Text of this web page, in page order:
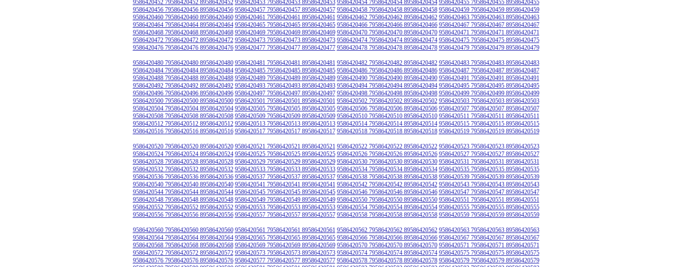
9586420452 79586420452 89586420452 9586420453 79586420453 89586420453 9586420454 79586420454 89586420454 9586420455 79586420455 89586420455
9586420456 79586420456 89586420456 9586420457 79586420457 89586420457 9586420458 79586420458 89586420458 9586420459 79586420459 89586420459
9586420460 79586420460 89586420460 9586420461 79586420461 89586420461 9586420462 79586420462 89586420462 9586420463 79586420463 89586420463
9586420464 79586420464 89586420464 9586420465 79586420465 89586420465 9586420466 79586420466 89586420466 9586420467 79586420467 89586420467
9586420468 79586420468 89586420468 9586420469 79586420469 89586420469 9586420470 79586420470 89586420470 9586420471 79586420471 89586420471
9586420472 79586420472 89586420472 9586420473 79586420473 89586420473 9586420474 79586420474 89586420474 9586420475 79586420475 89586420475
9586420476 79586420476 89586420476 9586420477 79586420477 89586420477 9586420478 79586420478 89586420478 9586420479 79586420479 89586420479
9586420480 79586420480 89586420480 9586420481 79586420481 89586420481 9586420482 79586420482 89586420482 9586420483 79586420483 89586420483
9586420484 79586420484 89586420484 9586420485 79586420485 89586420485 9586420486 79586420486 89586420486 9586420487 79586420487 89586420487
9586420488 79586420488 89586420488 9586420489 79586420489 89586420489 9586420490 79586420490 89586420490 9586420491 79586420491 89586420491
9586420492 79586420492 89586420492 9586420493 79586420493 89586420493 9586420494 79586420494 89586420494 9586420495 79586420495 89586420495
9586420496 79586420496 89586420496 9586420497 79586420497 89586420497 9586420498 79586420498 89586420498 9586420499 79586420499 89586420499
9586420500 79586420500 89586420500 9586420501 79586420501 89586420501 9586420502 79586420502 89586420502 9586420503 79586420503 89586420503
9586420504 79586420504 89586420504 9586420505 79586420505 89586420505 9586420506 79586420506 89586420506 9586420507 79586420507 89586420507
9586420508 79586420508 89586420508 9586420509 79586420509 89586420509 9586420510 79586420510 89586420510 9586420511 79586420511 89586420511
9586420512 79586420512 89586420512 9586420513 79586420513 89586420513 9586420514 79586420514 89586420514 9586420515 79586420515 89586420515
9586420516 79586420516 89586420516 9586420517 79586420517 89586420517 9586420518 79586420518 89586420518 9586420519 79586420519 89586420519
9586420520 79586420520 89586420520 9586420521 79586420521 89586420521 9586420522 79586420522 89586420522 9586420523 79586420523 89586420523
9586420524 79586420524 89586420524 9586420525 79586420525 89586420525 9586420526 79586420526 89586420526 9586420527 79586420527 89586420527
9586420528 79586420528 89586420528 9586420529 79586420529 89586420529 9586420530 79586420530 89586420530 9586420531 79586420531 89586420531
9586420532 79586420532 89586420532 9586420533 79586420533 89586420533 9586420534 79586420534 89586420534 9586420535 79586420535 89586420535
9586420536 79586420536 89586420536 9586420537 79586420537 89586420537 9586420538 79586420538 89586420538 9586420539 79586420539 89586420539
9586420540 79586420540 89586420540 9586420541 79586420541 89586420541 9586420542 79586420542 89586420542 9586420543 79586420543 89586420543
9586420544 79586420544 89586420544 9586420545 79586420545 89586420545 9586420546 79586420546 89586420546 9586420547 79586420547 89586420547
9586420548 79586420548 89586420548 9586420549 79586420549 89586420549 9586420550 79586420550 89586420550 9586420551 79586420551 89586420551
9586420552 79586420552 89586420552 9586420553 79586420553 89586420553 9586420554 79586420554 89586420554 9586420555 79586420555 89586420555
9586420556 79586420556 89586420556 9586420557 79586420557 89586420557 9586420558 79586420558 89586420558 9586420559 79586420559 89586420559
9586420560 79586420560 89586420560 9586420561 79586420561 89586420561 9586420562 79586420562 89586420562 9586420563 79586420563 89586420563
9586420564 79586420564 89586420564 9586420565 79586420565 89586420565 9586420566 79586420566 89586420566 9586420567 79586420567 89586420567
9586420568 79586420568 89586420568 9586420569 79586420569 89586420569 9586420570 79586420570 89586420570 9586420571 79586420571 89586420571
9586420572 79586420572 89586420572 9586420573 79586420573 89586420573 9586420574 79586420574 89586420574 9586420575 79586420575 89586420575
9586420576 79586420576 89586420576 9586420577 79586420577 89586420577 9586420578 79586420578 89586420578 9586420579 79586420579 89586420579